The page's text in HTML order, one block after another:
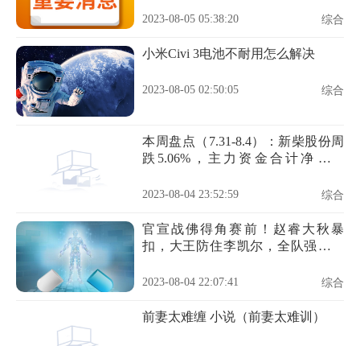
2023-08-05 05:38:20 综合
小米Civi 3电池不耐用怎么解决
2023-08-05 02:50:05 综合
本周盘点（7.31-8.4）：新柴股份周
跌5.06%，主力资金合计净流出
2023-08-04 23:52:59 综合
官宣战佛得角赛前！赵睿大秋暴
扣，大王防住李凯尔，全队强化投
2023-08-04 22:07:41 综合
前妻太难缠 小说（前妻太难训）